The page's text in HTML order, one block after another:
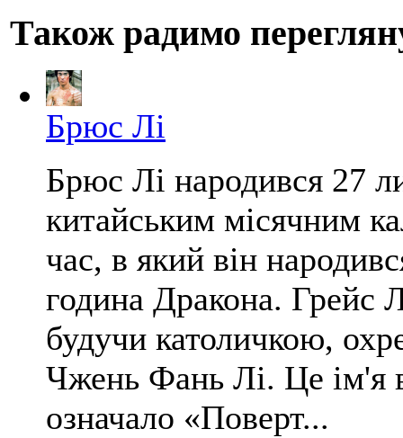
Також радимо
Брюс Лі
Брюс Лі народився 27
китайським місячним
час, в який він
година Дракона. Грейс
будучи католичкою,
Чжень Фань Лі. Це ім'я
означало «Поверт...